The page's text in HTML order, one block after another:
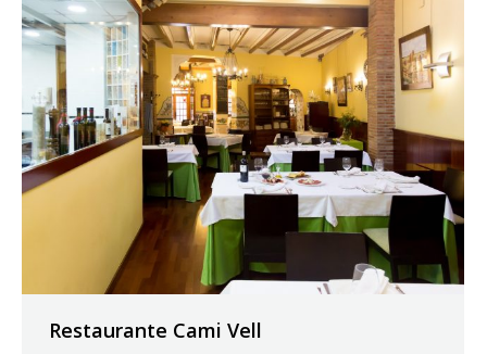
Restaurante Cami Vell